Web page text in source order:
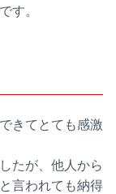
す。
きてとても感激
たが、他人から
言われても納得